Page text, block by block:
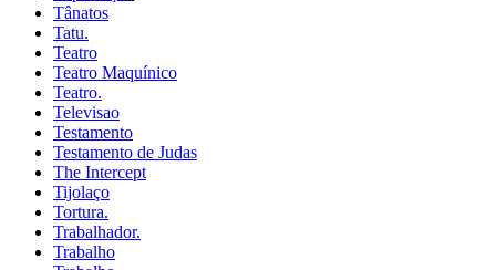
Tânatos
Tatu.
Teatro
Teatro Maquínico
Teatro.
Televisao
Testamento
Testamento de Judas
The Intercept
Tijolaço
Tortura.
Trabalhador.
Trabalho